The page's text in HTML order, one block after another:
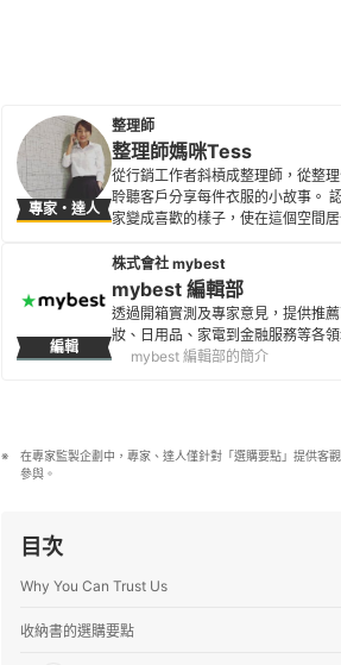
專家・達人
整理師
整理師媽咪Tess
從行銷工作者斜槓成整理師，從整
聆聽客戶分享每件衣服的小故事。
家變成喜歡的樣子，使在這個空間
編輯
株式會社 mybest
mybest 編輯部
透過開箱實測及專家意見，提供推
妝、日用品、家電到金融服務等各
mybest 編輯部的簡介
在專家監製企劃中，專家、達人僅針對「選購要點」提供客
參與。
目次
Why You Can Trust Us
收納書的選購要點